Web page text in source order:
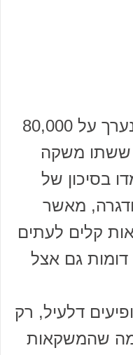
מחקר של 22 שנה שנערך על 80,000
ששתו משקה
בסיכון של
פודגרה, מאשר
קלים לעתים
דומות גם אצל
דלעיל, רק
שהמשקאות